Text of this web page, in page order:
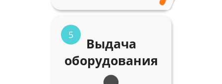
5
Выдача
оборудования